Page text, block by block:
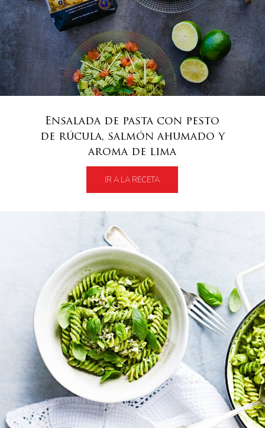
Ensalada de pasta con pesto
de rúcula, salmón ahumado y
aroma de lima
IR A LA RECETA